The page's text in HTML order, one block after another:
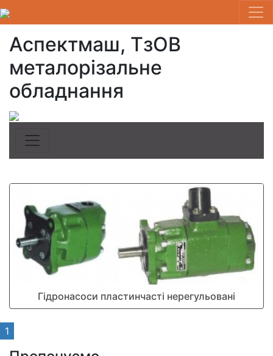
Аспектмаш, ТзОВ
металорізальне
обладнання
Гідронасоси пластинчасті нерегульовані
1